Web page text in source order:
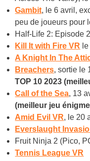
Gambit, le 6 avril,
peu de joueurs pour
Half-Life 2: Episode
Kill It with Fire VR
A Knight In The
Breachers, sortie le
TOP 10 2023
Call of the Sea, 13
(meilleur jeu
Amid Evil VR, le 20
Everslaught
Fruit Ninja 2 (Pico,
Tennis League VR